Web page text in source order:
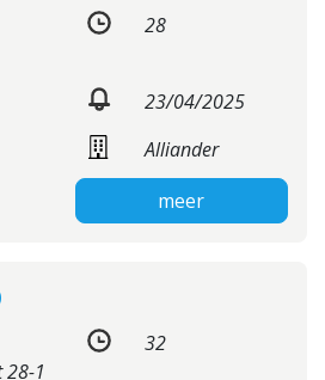
28
23/04/2025
Alliander
meer
28-1
32